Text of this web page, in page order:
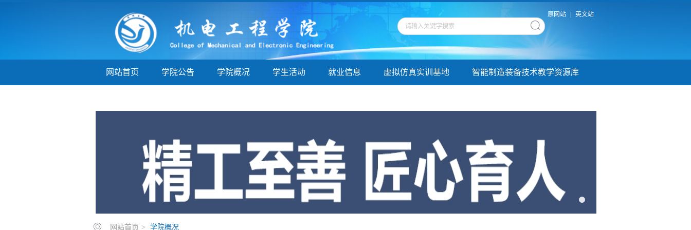
原网站 英文站
网站首页 学院公告 学院概况 学生活动 就业信息 虚拟仿真实训基地 智能制造装备技术教学资源库
网站首页 > 学院概况